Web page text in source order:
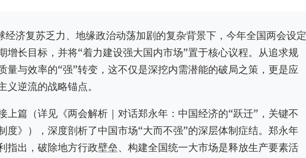
经济复苏乏力、地缘政治动荡加剧的复杂背景下，今年全国两会设定
增长目标，并将“着力建设强大国内市场”置于核心议程。从追求规
量与效率的“强”转变，这不仅是深挖内需潜能的破局之策，更是应
义逆流的战略锚点。
上篇（详见《两会解析｜对话郑永年：中国经济的“跃迁”，关键不
度》），深度剖析了中国市场“大而不强”的深层体制症结。郑永年
指出，破除地方行政壁垒、构建全国统一大市场是释放生产要素活